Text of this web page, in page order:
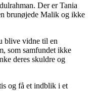
Der er Tania
brunøjede Malik og ikke
blive vidne til en
som samfundet ikke
deres skuldre og
og få et indblik i et